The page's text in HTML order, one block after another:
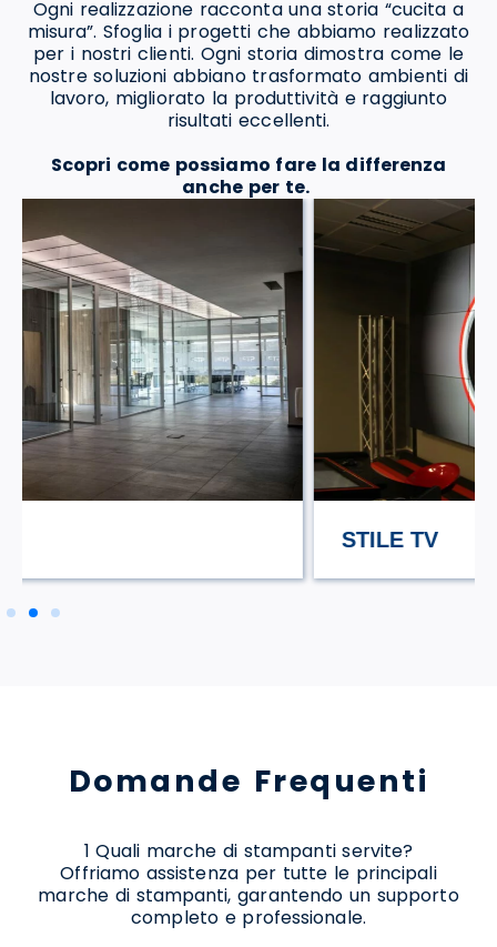
Ogni realizzazione racconta una storia “cucita a
misura”. Sfoglia i progetti che abbiamo realizzato
per i nostri clienti. Ogni storia dimostra come le
nostre soluzioni abbiano trasformato ambienti di
lavoro, migliorato la produttività e raggiunto
risultati eccellenti.
Scopri come possiamo fare la differenza
anche per te.
Domande Frequenti
1 Quali marche di stampanti servite?
Offriamo assistenza per tutte le principali
marche di stampanti, garantendo un supporto
completo e professionale.